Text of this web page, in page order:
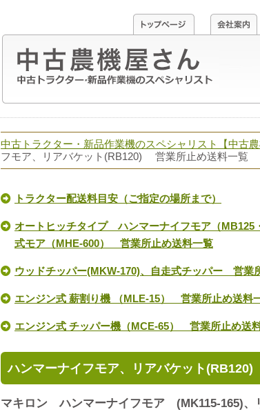
中古トラクター・新品作業機のスペシャリスト【中古農
フモア、リアバケット(RB120) 営業所止め送料一覧
トラクター配送料目安（ご指定の場所まで）
オートヒッチタイプ ハンマーナイフモア（MB125
式モア（MHE-600） 営業所止め送料一覧
ウッドチッパー(MKW-170)、自走式チッパー 営業
エンジン式 薪割り機 （MLE-15） 営業所止め送料
エンジン式 チッパー機（MCE-65） 営業所止め送
ハンマーナイフモア、リアバケット
マキロン ハンマーナイフモア (MK115-165)